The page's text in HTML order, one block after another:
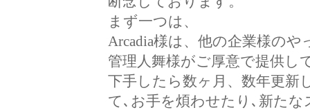
まず一つは、
Arcadia様は、他の企業様の
管理人舞様がご厚意で提供し
下手したら数ヶ月、数年更新
て､お手を煩わせたり､新た